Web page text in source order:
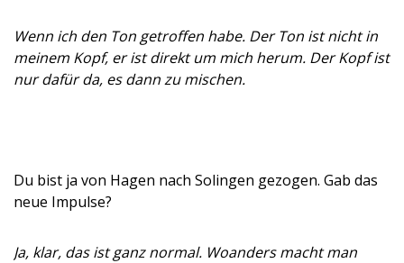
Wenn ich den Ton getroffen habe. Der Ton ist nicht in
meinem Kopf, er ist direkt um mich herum. Der Kopf ist
nur dafür da, es dann zu mischen.
Du bist ja von Hagen nach Solingen gezogen. Gab das
neue Impulse?
Ja, klar, das ist ganz normal. Woanders macht man